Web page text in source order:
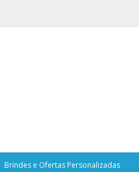
Brindes e Ofertas Personalizadas